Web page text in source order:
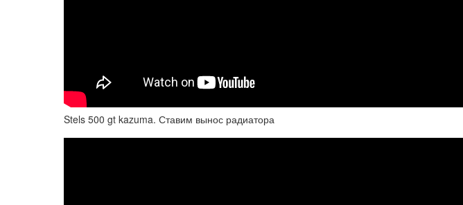
Stels 500 gt kazuma. Ставим вынос радиатора